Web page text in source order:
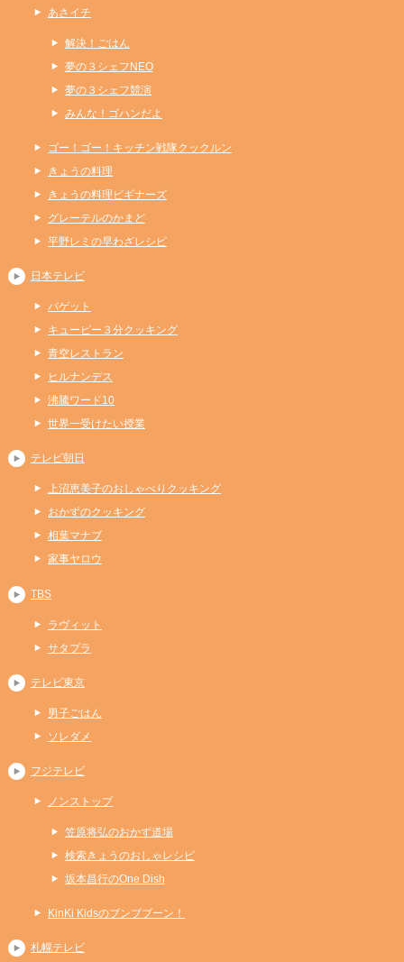
あさイチ
解決！ごはん
夢の３シェフNEO
夢の３シェフ競演
みんな！ゴハンだよ
ゴー！ゴー！キッチン戦隊クックルン
きょうの料理
きょうの料理ビギナーズ
グレーテルのかまど
平野レミの早わざレシピ
日本テレビ
バゲット
キューピー３分クッキング
青空レストラン
ヒルナンデス
沸騰ワード10
世界一受けたい授業
テレビ朝日
上沼恵美子のおしゃべりクッキング
おかずのクッキング
相葉マナブ
家事ヤロウ
TBS
ラヴィット
サタプラ
テレビ東京
男子ごはん
ソレダメ
フジテレビ
ノンストップ
笠原将弘のおかず道場
検索きょうのおしゃレシピ
坂本昌行のOne Dish
KinKi Kidsのブンブブーン！
札幌テレビ